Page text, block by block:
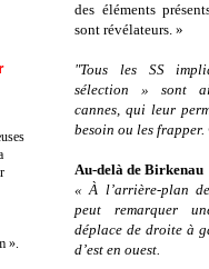
des éléments
sont révélateurs. »
"Tous les SS
sélection » sont
cannes, qui leur
besoin ou les frapper.
Au-delà de Birkenau
« À l’arrière-plan
peut remarquer
déplace de droite à
d’est en ouest.
».